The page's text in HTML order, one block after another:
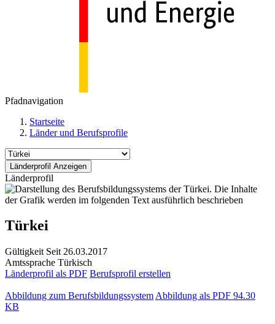
Pfadnavigation
Startseite
Länder und Berufsprofile
Länderprofil
Türkei
Gültigkeit Seit 26.03.2017
Amtssprache Türkisch
Länderprofil als PDF Berufsprofil erstellen
Abbildung zum Berufsbildungssystem Abbildung als PDF 94.30
KB